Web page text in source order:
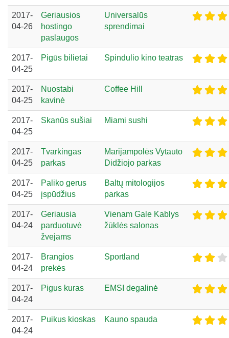
2017-
04-26
Geriausios
hostingo
paslaugos
Universalūs
sprendimai
2017-
04-25
Pigūs bilietai Spindulio kino teatras
2017-
04-25
Nuostabi
kavinė
Coffee Hill
2017-
04-25
Skanūs sušiai Miami sushi
2017-
04-25
Tvarkingas
parkas
Marijampolės Vytauto
Didžiojo parkas
2017-
04-25
Paliko gerus
įspūdžius
Baltų mitologijos
parkas
2017-
04-24
Geriausia
parduotuvė
žvejams
Vienam Gale Kablys
žūklės salonas
2017-
04-24
Brangios
prekės
Sportland
2017-
04-24
Pigus kuras EMSI degalinė
2017-
04-24
Puikus kioskas Kauno spauda